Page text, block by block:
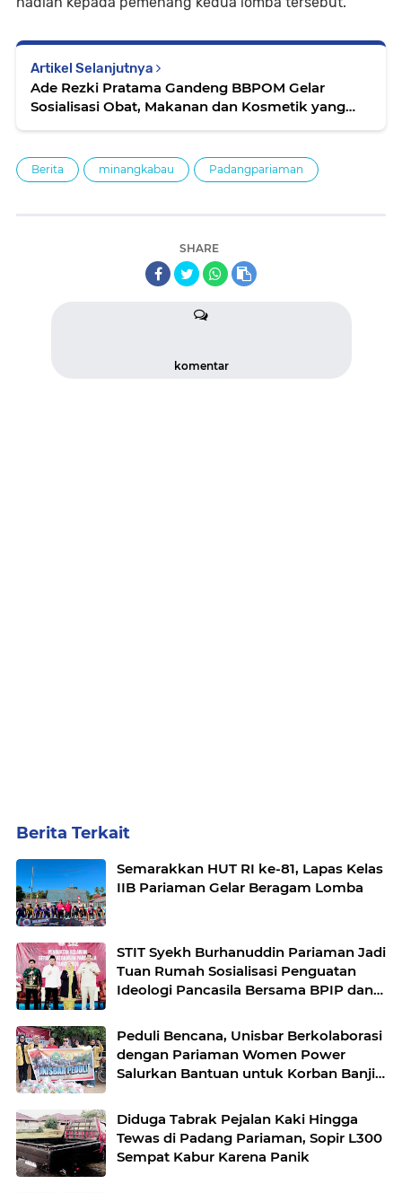
Artikel Selanjutnya
Ade Rezki Pratama Gandeng BBPOM Gelar
Sosialisasi Obat, Makanan dan Kosmetik yang
Berita minangkabau Padangpariaman
SHARE
komentar
Berita Terkait
Semarakkan HUT RI ke-81, Lapas Kelas
IIB Pariaman Gelar Beragam Lomba
STIT Syekh Burhanuddin Pariaman Jadi
Tuan Rumah Sosialisasi Penguatan
Ideologi Pancasila Bersama BPIP dan
Peduli Bencana, Unisbar Berkolaborasi
dengan Pariaman Women Power
Salurkan Bantuan untuk Korban Banjir
Diduga Tabrak Pejalan Kaki Hingga
Tewas di Padang Pariaman, Sopir L300
Sempat Kabur Karena Panik